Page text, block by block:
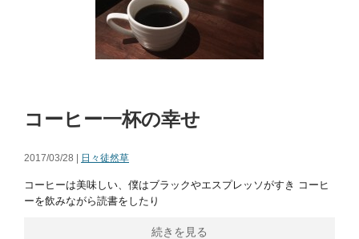
コーヒー一杯の幸せ
2017/03/28 | 日々徒然草
コーヒーは美味しい、僕はブラックやエスプレッソがすき コーヒ
ーを飲みながら読書をしたり
続きを見る